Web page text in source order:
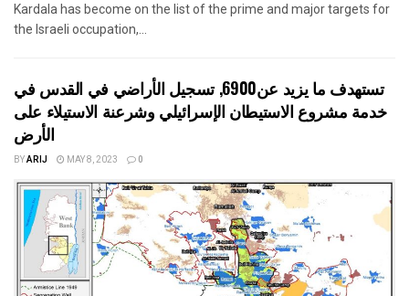
Kardala has become on the list of the prime and major targets for
the Israeli occupation,...
تستهدف ما يزيد عن6900, تسجيل الأراضي في القدس في
خدمة مشروع الاستيطان الإسرائيلي وشرعنة الاستيلاء على
الأرض
BYARIJ MAY 8, 2023 0